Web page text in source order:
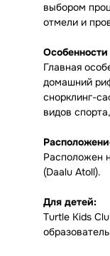
выбором
отмели и
Особенности
Главная
домашний
снорклинг-
видов
Расположен
(Daalu Atоll).
Для детей:
Turtle Kids